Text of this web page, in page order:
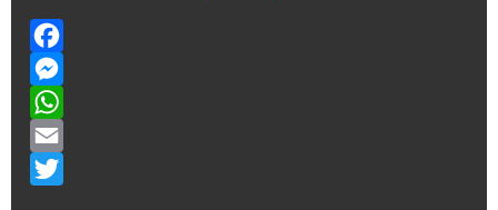
Facebook
Messenger
WhatsApp
Email